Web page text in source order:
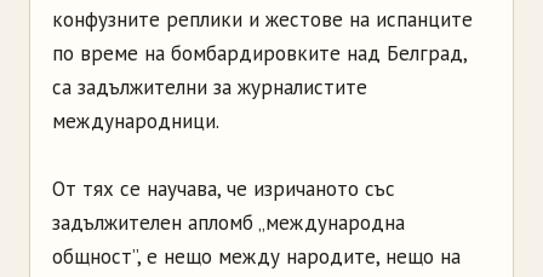
конфузните реплики и жестове на испанците
по време на бомбардировките над Белград,
са задължителни за журналистите
международници.
От тях се научава, че изричаното със
задължителен апломб „международна
общност”, е нещо между народите, нещо на